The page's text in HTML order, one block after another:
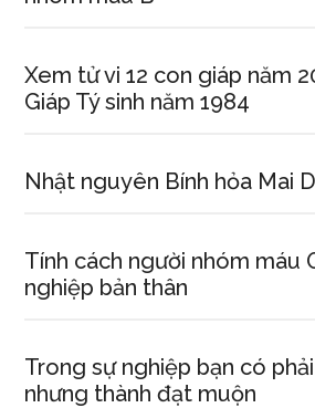
Xem tử vi 12 con giáp năm
Giáp Tý sinh năm 1984
Nhật nguyên Bính hỏa Mai
Tính cách người nhóm máu
nghiệp bản thân
Trong sự nghiệp bạn có
nhưng thành đạt muộn